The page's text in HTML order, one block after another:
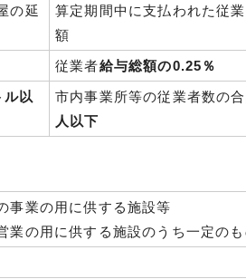
の延
算定期間中に支払われた従
額
従業者給与総額の0.25％
以
市内事業所等の従業者数の
人以下
事業の用に供する施設等
業の用に供する施設のうち一定の